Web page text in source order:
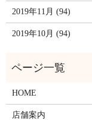
2019年11月 (94)
2019年10月 (94)
HOME
店舗案内